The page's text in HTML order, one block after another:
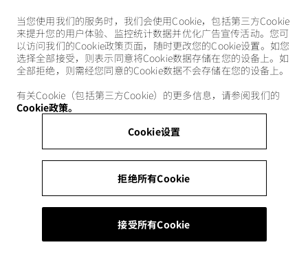
当您使用我们的服务时，我们会使用Cookie，包括第三方Cookie
来提升您的用户体验、监控统计数据并优化广告宣传活动。您可
以访问我们的Cookie政策页面，随时更改您的Cookie设置。如您
选择全部接受，则表示同意将Cookie数据存储在您的设备上。如
全部拒绝，则需经您同意的Cookie数据不会存储在您的设备上。
有关Cookie（包括第三方Cookie）的更多信息，请参阅我们的
Cookie政策。
Cookie设置
拒绝所有Cookie
接受所有Cookie